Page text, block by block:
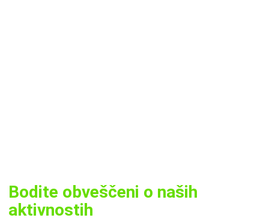
Bodite obveščeni o naših
aktivnostih